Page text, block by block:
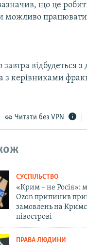
що це
можливо працювати
відбудеться з
з керівниками
Читати без VPN
СУСПІЛЬСТВО
«Крим – не Росія»:
Ozon припинив
замовлень на
півострові
ПРАВА ЛЮДИНИ